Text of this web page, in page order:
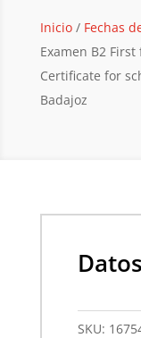
Inicio/ Fechas
Examen B2
Certificate for
Badajoz
SKU: